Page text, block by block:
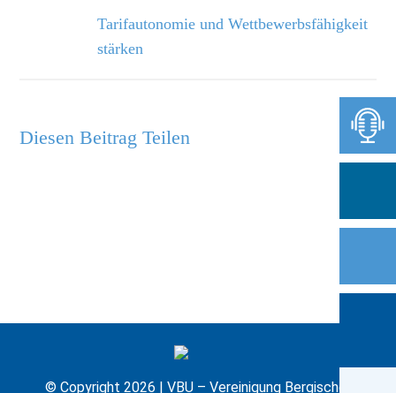
Tarifautonomie und Wettbewerbsfähigkeit
stärken
Diesen Beitrag Teilen
© Copyright 2026 | VBU – Vereinigung Bergischer